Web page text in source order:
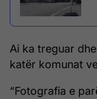
Ai ka treguar
katër komunat
“Fotografia e